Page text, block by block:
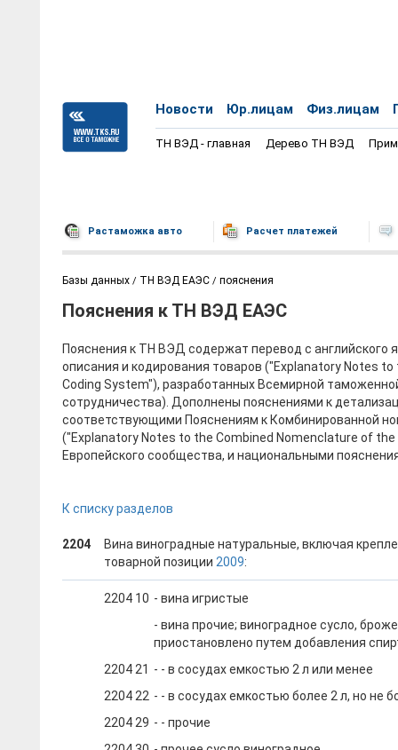
Новости Юр.лицам Физ.лицам
ТН ВЭД - главная Дерево ТН ВЭД
Растаможка авто Расчет платежей
Базы данных ТН ВЭД ЕАЭС пояснения
Пояснения к ТН ВЭД ЕАЭС
Пояснения к ТН ВЭД содержат перевод с английского
описания и кодирования товаров ("Explanatory Notes
Coding System"), разработанных Всемирной
сотрудничества). Дополнены пояснениями к
соответствующими Пояснениям к Комбинированной
("Explanatory Notes to the Combined Nomenclature of
Европейского сообщества, и национальными
К списку разделов
2204
Вина виноградные натуральные, включая
товарной позиции 2009:
2204 10 - вина игристые
- вина прочие; виноградное сусло,
приостановлено путем добавления
2204 21 - - в сосудах емкостью 2 л или менее
2204 22 - - в сосудах емкостью более 2 л, но не
2204 29 - - прочие